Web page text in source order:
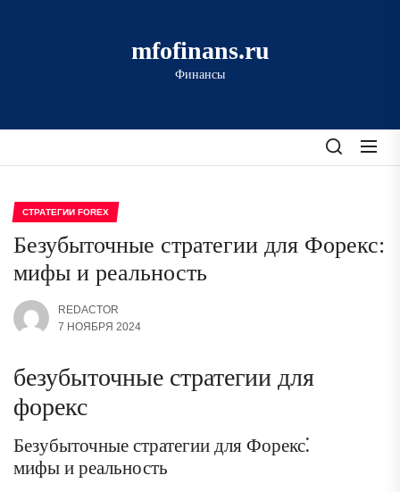
mfofinans.ru
Финансы
СТРАТЕГИИ FOREX
Безубыточные стратегии для Форекс:
мифы и реальность
REDACTOR
7 НОЯБРЯ 2024
безубыточные стратегии для
форекс
Безубыточные стратегии для Форекс⁚
мифы и реальность